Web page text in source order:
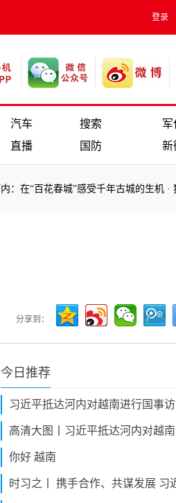
登录
汽车 搜索
军
直播 国防 新
城”感受千年古城的生机·独家视频丨
分享到：
今日推荐
习近平抵达河内对越南进行国事访
高清大图丨习近平抵达河内对越
你好 越南